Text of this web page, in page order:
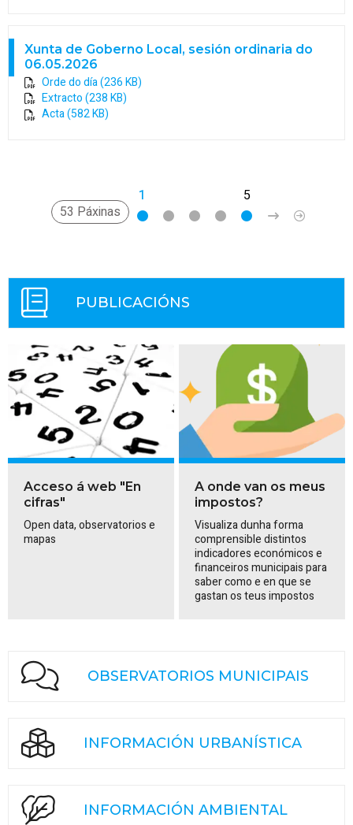
Xunta de Goberno Local, sesión ordinaria do
06.05.2026
Orde do día (236 KB)
Extracto (238 KB)
Acta (582 KB)
53 Páxinas
1 5
PUBLICACIÓNS
Acceso á web "En
cifras"
Open data, observatorios e
mapas
A onde van os meus
impostos?
Visualiza dunha forma
comprensible distintos
indicadores económicos e
financeiros municipais para
saber como e en que se
gastan os teus impostos
OBSERVATORIOS MUNICIPAIS
INFORMACIÓN URBANÍSTICA
INFORMACIÓN AMBIENTAL